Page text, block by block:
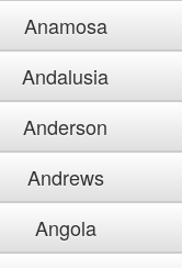
Anamosa
Andalusia
Anderson
Andrews
Angola